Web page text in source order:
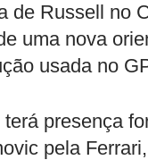
de Russell no
uma nova
usada no
presença
pela